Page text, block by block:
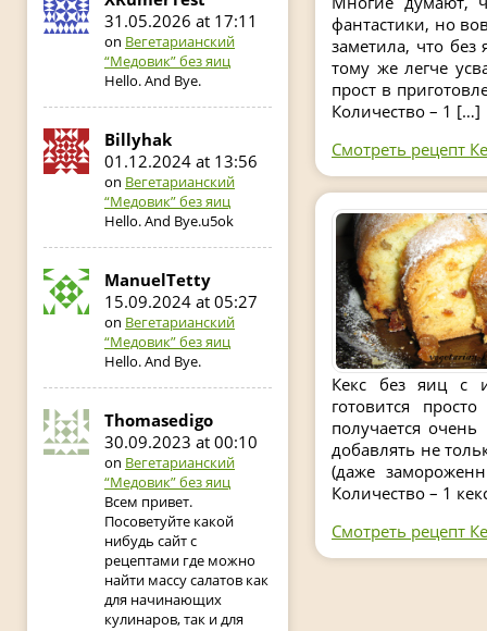
31.05.2026 at 17:11
on Вегетарианский
“Медовик” без яиц
Hello. And Bye.
Billyhak
01.12.2024 at 13:56
on Вегетарианский
“Медовик” без яиц
Hello. And Bye.u5ok
ManuelTetty
15.09.2024 at 05:27
on Вегетарианский
“Медовик” без яиц
Hello. And Bye.
Thomasedigo
30.09.2023 at 00:10
on Вегетарианский
“Медовик” без яиц
Всем привет.
Посоветуйте какой
нибудь сайт с
рецептами где можно
найти массу салатов как
для начинающих
кулинаров, так и для
фантастики, но
заметила, что без
тому же легче
прост в
Количество – 1 […]
Смотреть рецепт
Кекс без яиц с
готовится
получается
добавлять не
(даже
Количество – 1
Смотреть рецепт